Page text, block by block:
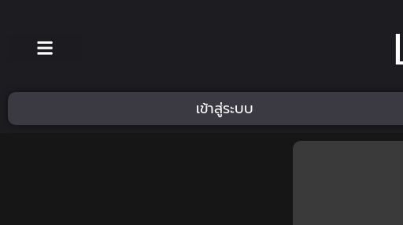
เข้าสู่ระบบ